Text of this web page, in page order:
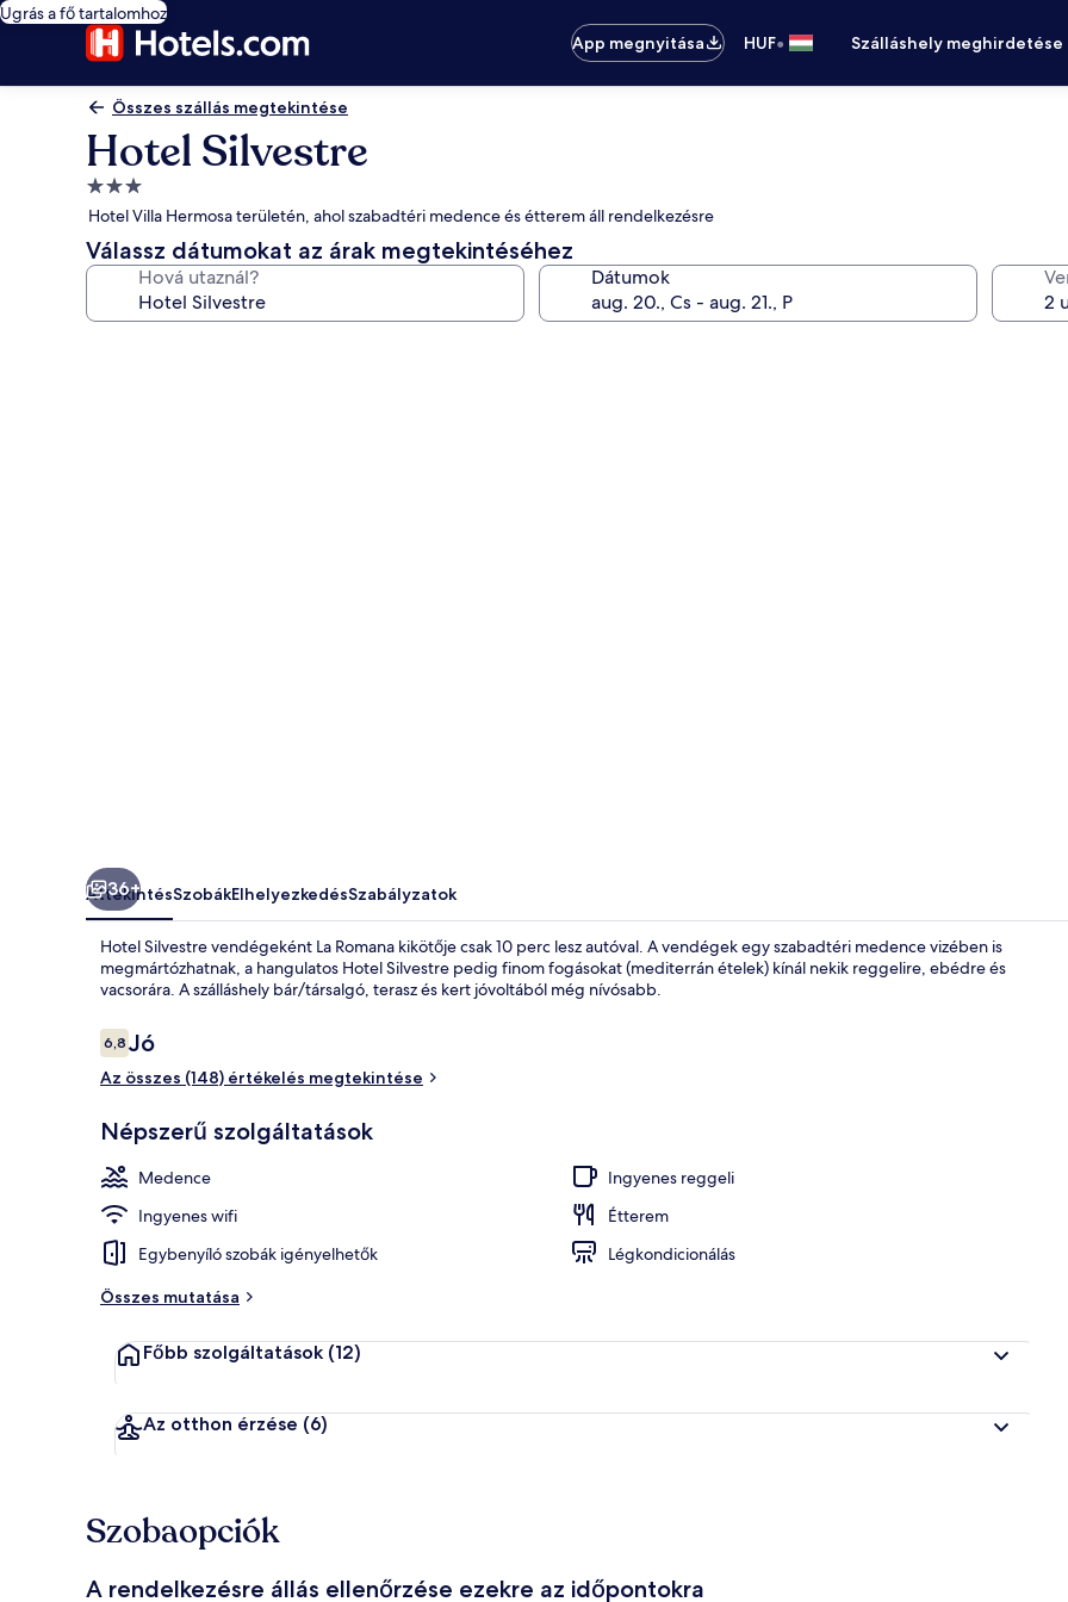
Ugrás a fő tartalomhoz
App megnyitása
HUF• Szálláshely meghirdetése
Összes szállás megtekintése
Hotel Silvestre
3.0
csillagos
szálláshely
Hotel Villa Hermosa területén, ahol szabadtéri medence és étterem áll rendelkezésre
Válassz dátumokat az árak megtekintéséhez
Hová utaznál? Dátumok
Basic
36+
ÁttekintésSzobákElhelyezkedésSzabályzatok
Hotel Silvestre vendégeként La Romana kikötője csak 10 perc lesz autóval. A vendégek egy szabadtéri medence vizében is
megmártózhatnak, a hangulatos Hotel Silvestre pedig finom fogásokat (mediterrán ételek) kínál nekik reggelire, ebédre és
vacsorára. A szálláshely bár/társalgó, terasz és kert jóvoltából még nívósabb.
Értékelések
6,86,8 ennyiből: 10
Jó
Az összes (148) értékelés megtekintése
Népszerű szolgáltatások
Medence
Ingyenes reggeli
Ingyenes wifi
Étterem
Egybenyíló szobák igényelhetők
Légkondicionálás
Összes mutatása
Főbb szolgáltatások (12)
Az otthon érzése (6)
Szobaopciók
A rendelkezésre állás ellenőrzése ezekre az időpontokra